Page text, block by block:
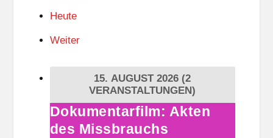
Heute
Weiter
15. AUGUST 2026 (2
VERANSTALTUNGEN)
Dokumentarfilm:
Akten
Dokumentarfilm: Akten
des Missbrauchs